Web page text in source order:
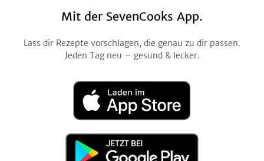
Mit der SevenCooks App.
Lass dir Rezepte vorschlagen, die genau zu dir passen.
Jeden Tag neu – gesund & lecker.
Laden
im
App
Jetzt